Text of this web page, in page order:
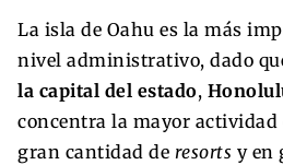
La isla de Oahu es la más
nivel administrativo, dado
la capital del estado,
concentra la mayor
gran cantidad de resorts y en